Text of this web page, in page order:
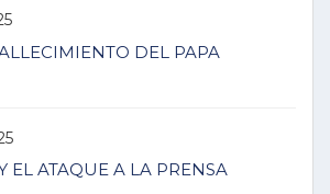
DEL PAPA
EL ATAQUE A LA PRENSA